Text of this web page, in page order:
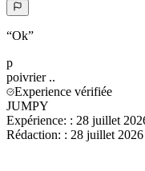
“Ok”
p
poivrier ..
Experience vérifiée
JUMPY
Expérience: : 28 juillet
Rédaction: : 28 juillet 2026